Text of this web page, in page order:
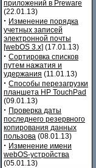
приложений в Preware
(22.01.13)
· Изменение порядка
учетных записей
электронной почты
[webOS 3.x] (17.01.13)
· Сортировка списков
путем нажатия и
удержания (11.01.13)
· Способы перезагрузки
планшета HP TouchPad
(09.01.13)
· Проверка даты
последнего резервного
копирования данных
пользова (08.01.13)
· Изменение имени
webOS-устройства
(05.01.13)